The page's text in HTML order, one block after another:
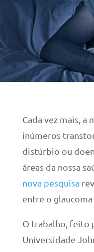
Cada vez mais, a
inúmeros
distúrbio ou
áreas da nossa
nova pesquisa
entre o
O trabalho, feito
Universidade